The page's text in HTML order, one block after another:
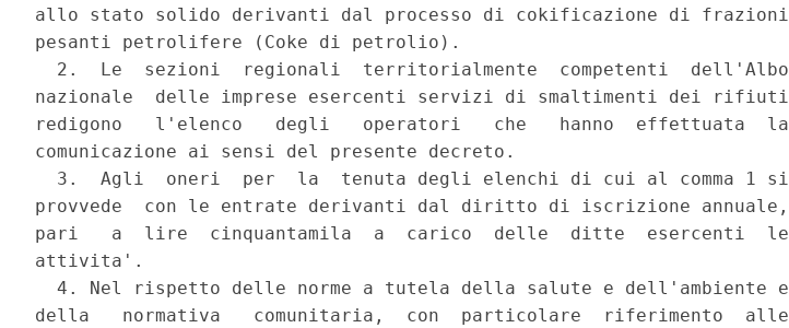
allo stato solido derivanti dal processo di cokificazione di frazioni
pesanti petrolifere (Coke di petrolio).
  2.  Le  sezioni  regionali  territorialmente  competenti  dell'Albo
nazionale  delle imprese esercenti servizi di smaltimenti dei rifiuti
redigono   l'elenco   degli   operatori   che   hanno  effettuata  la
comunicazione ai sensi del presente decreto.
  3.  Agli  oneri  per  la  tenuta degli elenchi di cui al comma 1 si
provvede  con le entrate derivanti dal diritto di iscrizione annuale,
pari   a  lire  cinquantamila  a  carico  delle  ditte  esercenti  le
attivita'.
  4. Nel rispetto delle norme a tutela della salute e dell'ambiente e
della   normativa   comunitaria,  con  particolare  riferimento  alle